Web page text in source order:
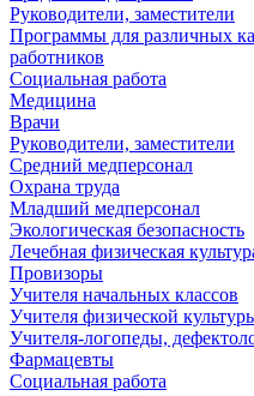
Руководители, заместители
Программы для различных
работников
Социальная работа
Медицина
Врачи
Руководители, заместители
Средний медперсонал
Охрана труда
Младший медперсонал
Экологическая безопасность
Лечебная физическая
Провизоры
Учителя начальных классов
Учителя физической
Учителя-логопеды,
Фармацевты
Социальная работа